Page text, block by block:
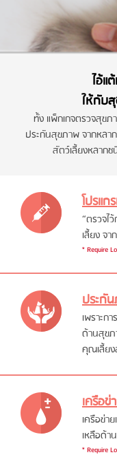
ไอ้แ
ให้กับ
ทั้ง แพ็กเกจตรวจสุข
ประกันสุขภาพ จากหล
สัตว์เลี้ยงหลาก
โปรแ
“ตรวจไ
เลี้ยง จ
* Require
ประกั
เพราะก
ด้านสุขภ
คุณเลี้ยง
เครือข่
เครือข่า
เหลือด้า
* Require